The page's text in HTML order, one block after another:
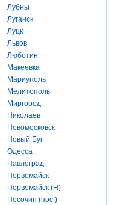
Лубны
Луганск
Луцк
Львов
Люботин
Макеевка
Мариуполь
Мелитополь
Миргород
Николаев
Новомосковск
Новый Буг
Одесса
Павлоград
Первомайск
Первомайск (Н)
Песочин (пос.)